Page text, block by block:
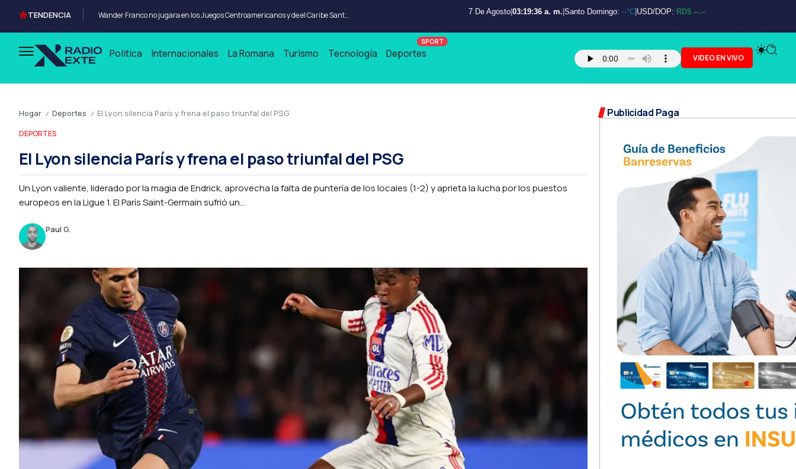
TENDENCIA Wander Franco no jugara en los Juegos Centroamericanos y de el Caribe Santo Domingo 2026 7 De Agosto| 03:19:37 a. m. Santo Domingo: --°C| USD/DOP: RD$ --.--
Politica Internacionales La Romana Turismo Tecnología Deportes VIDEO EN VIVO
Hogar / Deportes / El Lyon silencia París y frena el paso triunfal del PSG
DEPORTES
El Lyon silencia París y frena el paso triunfal del PSG
Un Lyon valiente, liderado por la magia de Endrick, aprovecha la falta de puntería de los locales (1-2) y aprieta la lucha por los puestos
europeos en la Ligue 1. El París Saint-Germain sufrió un...
Paul G.
Publicidad Paga